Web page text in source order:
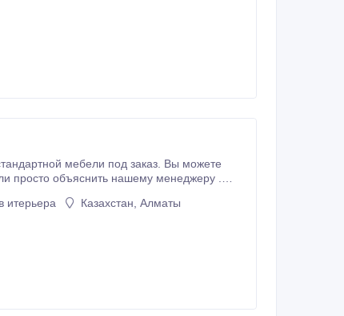
мебели под заказ. Вы можете
итерьера Казахстан, Алматы